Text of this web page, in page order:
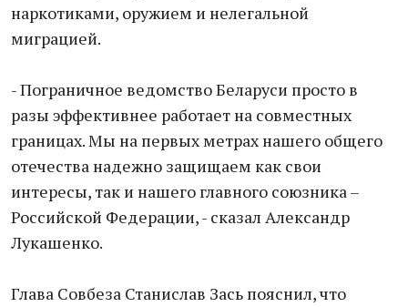
наркотиками, оружием и нелегальной
миграцией.
- Пограничное ведомство Беларуси просто в
разы эффективнее работает на совместных
границах. Мы на первых метрах нашего общего
отечества надежно защищаем как свои
интересы, так и нашего главного союзника –
Российской Федерации, - сказал Александр
Лукашенко.
Глава Совбеза Станислав Зась пояснил, что